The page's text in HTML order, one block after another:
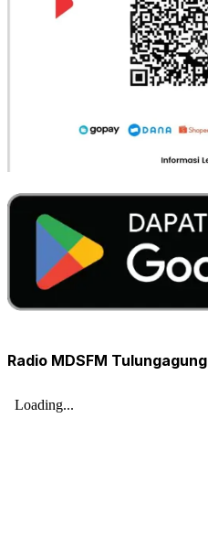
Radio MDSFM Tulungagung